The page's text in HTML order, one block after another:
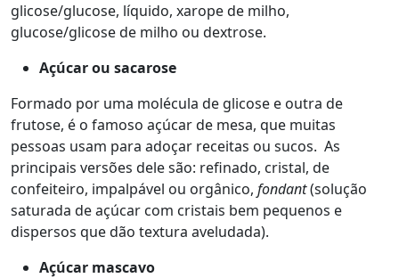
glicose/glucose, líquido, xarope de milho,
glucose/glicose de milho ou dextrose.
Açúcar ou sacarose
Formado por uma molécula de glicose e outra de
frutose, é o famoso açúcar de mesa, que muitas
pessoas usam para adoçar receitas ou sucos. As
principais versões dele são: refinado, cristal, de
confeiteiro, impalpável ou orgânico, fondant(solução
saturada de açúcar com cristais bem pequenos e
dispersos que dão textura aveludada).
Açúcar mascavo